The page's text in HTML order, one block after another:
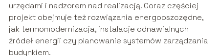
urzędami i nadzorem nad realizacją. Coraz częściej
projekt obejmuje też rozwiązania energooszczędne,
jak termomodernizacja, instalacje odnawialnych
źródeł energii czy planowanie systemów zarządzania
budynkiem.